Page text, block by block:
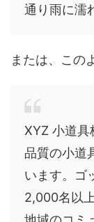
通り雨に濡
または、この
XYZ 小道具
品質の小道
います。ゴ
2,000名以